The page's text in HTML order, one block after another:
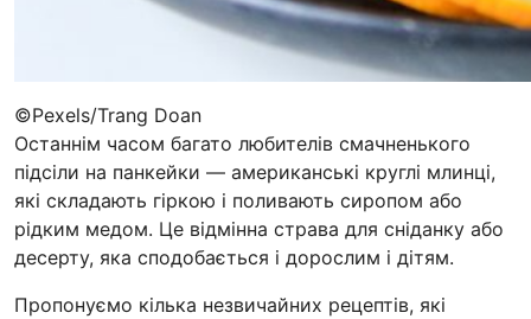
©Pexels/Trang Doan
Останнім часом багато любителів смачненького
підсіли на панкейки — американські круглі млинці,
які складають гіркою і поливають сиропом або
рідким медом. Це відмінна страва для сніданку або
десерту, яка сподобається і дорослим і дітям.
Пропонуємо кілька незвичайних рецептів, які